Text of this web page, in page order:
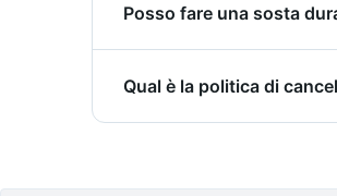
confortevoli, climatizzati
Posso fare una sosta
prenotazione o
Qual è la politica di